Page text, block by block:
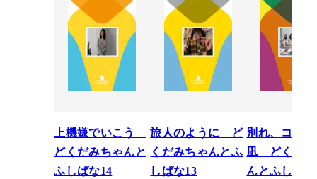
上機嫌でいこう
どくだみちゃんと
ふしばな14
旅人のように ど
くだみちゃんとふ
しばな13
別れ、コロ
凪 どくだみ
んとふしば